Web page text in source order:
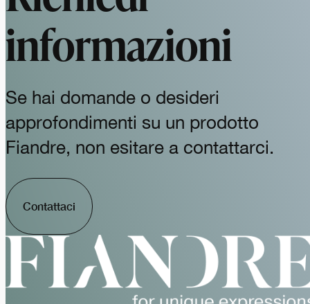
informazioni
Se hai domande o desideri
approfondimenti su un prodotto
Fiandre, non esitare a contattarci.
Contattaci